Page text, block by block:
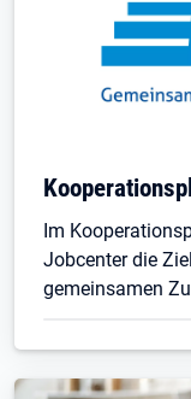
Im
Jobcenter die
gemeinsamen